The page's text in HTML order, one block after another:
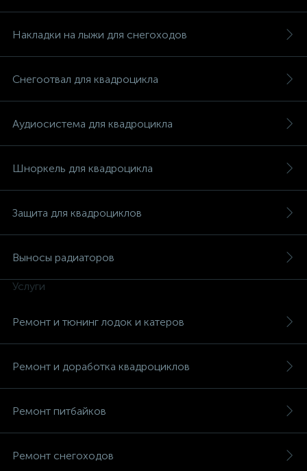
Накладки на лыжи для снегоходов
Снегоотвал для квадроцикла
Аудиосистема для квадроцикла
Шноркель для квадроцикла
Защита для квадроциклов
Выносы радиаторов
Услуги
Ремонт и тюнинг лодок и катеров
Ремонт и доработка квадроциклов
Ремонт питбайков
Ремонт снегоходов